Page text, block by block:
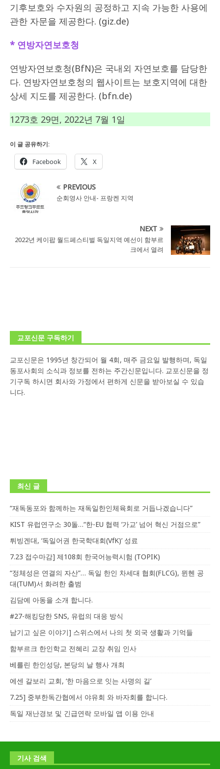
기후보호와 수자원의 공정하고 지속 가능한 사용에
관한 자문을 제공한다. (giz.de)
* 연방자연보호청
연방자연보호청(BfN)은 국내외 자연보호를 담당한
다. 연방자연보호청의 웹사이트는 보호지역에 대한
상세 지도를 제공한다. (bfn.de)
1273호 29면, 2022년 7월 1일
이 글 공유하기:
Facebook X
PREVIOUS
순회영사 안내- 프랑켄 지역
NEXT
2022년 케이팝 월드페스티벌 독일지역 예선이 함부르
크에서 열려
교포신문 구독하기
교포신문은 1995년 창간되어 월 4회, 매주 금요일 발행하며, 독일
동포사회의 소식과 정보를 전하는 주간신문입니다. 교포신문을 정
기구독 하시면 회사와 가정에서 편하게 신문을 받아보실 수 있습
니다.
최신 글
“재독동포와 함께하는 재독일한인체육회로 거듭나겠습니다”
KIST 유럽연구소 30돌…“한-EU 협력 ‘가교’ 넘어 혁신 거점으로”
튀빙겐대, ‘독일어권 한국학대회(VfK)’ 성료
7.23 접수마감] 제108회 한국어능력시험 (TOPIK)
“정체성은 연결의 자산”… 독일 한인 차세대 협회(FLCG), 뮌헨 공
대(TUM)서 화려한 출범
김담예 아동을 소개 합니다.
#27-해킹당한 SNS, 유럽의 대응 방식
남기고 싶은 이야기] 스위스에서 나의 첫 외국 생활과 기억들
함부르크 한인학교 전혜리 교장 취임 인사
베를린 한인성당, 본당의 날 행사 개최
에센 갈보리 교회, ‘한 마음으로 잇는 사명의 길’
7.25] 중부한독간협에서 야유회 와 바자회를 합니다.
독일 재난경보 및 긴급연락 모바일 앱 이용 안내
기사 검색